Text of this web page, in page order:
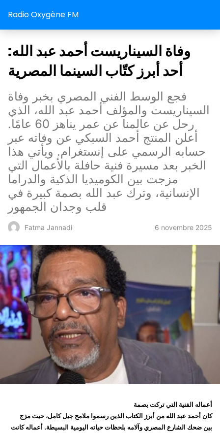
Radio Oxygène FM
وفاة السيناريست أحمد عبد الله:
أحد أبرز كتّاب السينما المصرية
فجع الوسط الفني المصري بخبر وفاة
السيناريست والمؤلف أحمد عبد الله، الذي
رحل عن عالمنا عن عمر يناهز 60 عامًا.
أعلن المنتج أحمد السبكي عن وفاته عبر
حسابه الرسمي على إنستغرام. ويأتي هذا
الخبر بعد مسيرة فنية حافلة بالأعمال التي
مزجت بين الكوميديا الذكية والدراما
الإنسانية، وترك عبد الله بصمة كبيرة في
قلب وجدان الجمهور
Fatma Jannadi 6 novembre 2025
أعماله الفنية التي تركت بصمة
كان أحمد عبد الله من أبرز الكتاب الذين رسموا ملامح جيل كامل، حيث مزج
بين ضحك الشارع المصريوآلامه بلحظات حياته اليومية البسيطة. أعماله كانت